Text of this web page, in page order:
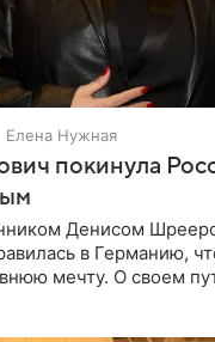
Елена Нужная
покинула
Денисом
в Германию,
мечту. О своем